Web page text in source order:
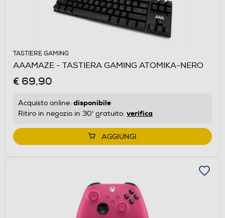
TASTIERE GAMING
AAAMAZE - TASTIERA GAMING ATOMIKA-NERO
€ 69,90
Acquisto online: disponibile
Ritiro in negozio in 30' gratuito: verifica
AGGIUNGI